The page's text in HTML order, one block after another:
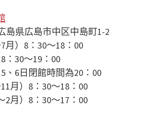
島県広島市中区中島町1-2
月）8：30〜18：00
〜19：00
館時間為20：00
8：30〜18：00
8：30〜17：00